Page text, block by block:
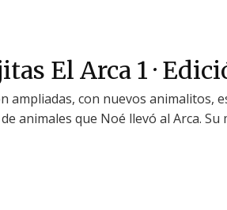
El Arca 1 ·
ampliadas, con nuevos
animales que Noé llevó al Arca.